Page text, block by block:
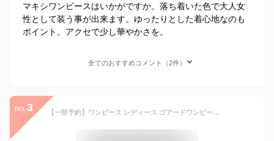
マキシワンピースはいかがですか。落ち着いた色で大人女
性として装う事が出来ます。ゆったりとした着心地なのも
ポイント。アクセで少し華やかさを。
全てのおすすめコメント（2件）
no. 3 【一部予約】ワンピース レディース ゴアードワンピース Vネック ロング 膝下 フレアー ファスナー付き きれいめ フォーマル Aライン ウエスト絞り 長袖 大人っぽい オフィス セレモニー 上品 かわいい 着痩せ 秋 冬 SAISON DE PAPILLON sdp0177